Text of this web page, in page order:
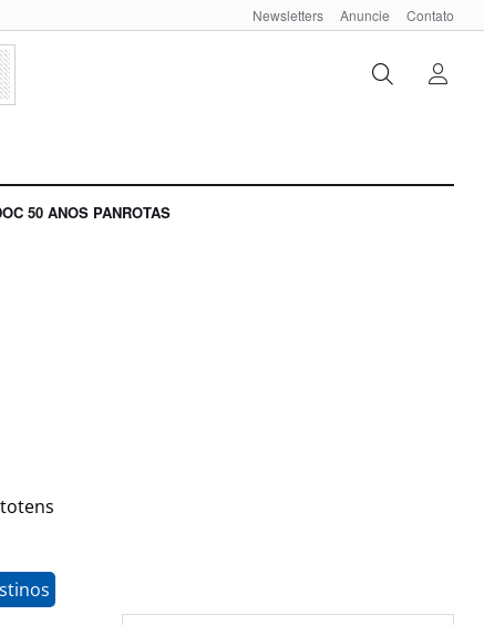
Newsletters Anuncie Contato
50 ANOS PANROTAS